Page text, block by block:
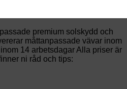
premium solskydd och
måttanpassade vävar inom
14 arbetsdagar Alla priser är
ni råd och tips: